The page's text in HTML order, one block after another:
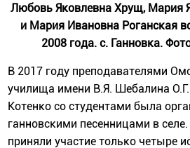
Любовь Яковлевна Хрущ, Мария
и Мария Ивановна Роганская
2008 года. с. Ганновка.
В 2017 году преподавателями
училища имени В.Я. Шебалина
Котенко со студентами была
ганновскими песенницами в
приняли участие только четыре